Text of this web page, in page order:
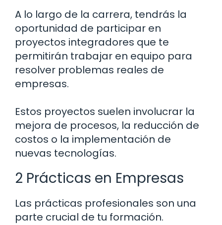
A lo largo de la carrera, tendrás la
oportunidad de participar en
proyectos integradores que te
permitirán trabajar en equipo para
resolver problemas reales de
empresas.
Estos proyectos suelen involucrar la
mejora de procesos, la reducción de
costos o la implementación de
nuevas tecnologías.
2 Prácticas en Empresas
Las prácticas profesionales son una
parte crucial de tu formación.